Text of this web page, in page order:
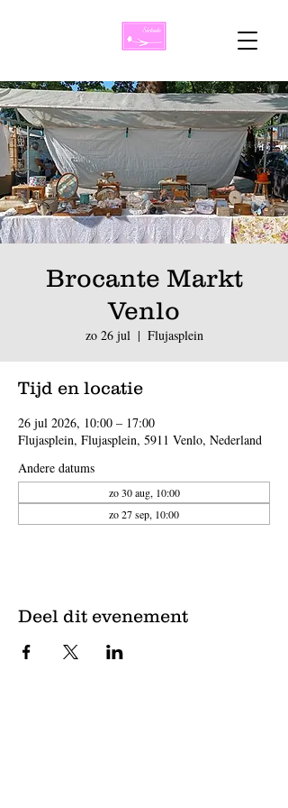
Brocante Markt
Venlo
zo 26 jul
  |
Flujasplein
Tijd en locatie
26 jul 2026, 10:00 – 17:00
Flujasplein, Flujasplein, 5911 Venlo, Nederland
Andere datums
zo 30 aug, 10:00
zo 27 sep, 10:00
Deel dit evenement